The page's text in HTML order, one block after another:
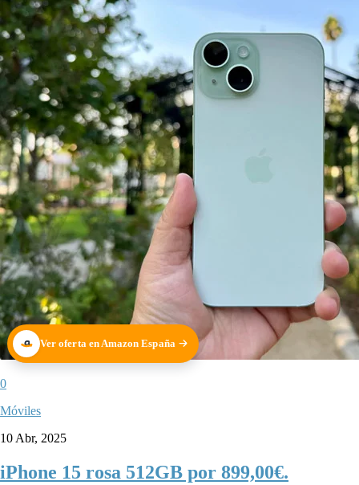
Ver oferta en Amazon España
0
Móviles
10 Abr, 2025
iPhone 15 rosa 512GB por 899,00€.